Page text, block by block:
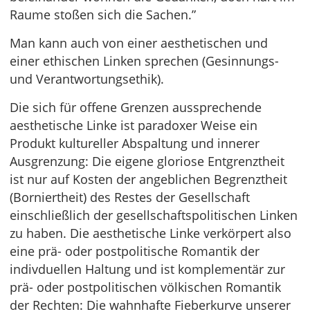
Raume stoßen sich die Sachen.”
Man kann auch von einer aesthetischen und
einer ethischen Linken sprechen (Gesinnungs-
und Verantwortungsethik).
Die sich für offene Grenzen aussprechende
aesthetische Linke ist paradoxer Weise ein
Produkt kultureller Abspaltung und innerer
Ausgrenzung: Die eigene gloriose Entgrenztheit
ist nur auf Kosten der angeblichen Begrenztheit
(Borniertheit) des Restes der Gesellschaft
einschließlich der gesellschaftspolitischen Linken
zu haben. Die aesthetische Linke verkörpert also
eine prä- oder postpolitische Romantik der
indivduellen Haltung und ist komplementär zur
prä- oder postpolitischen völkischen Romantik
der Rechten: Die wahnhafte Fieberkurve unserer